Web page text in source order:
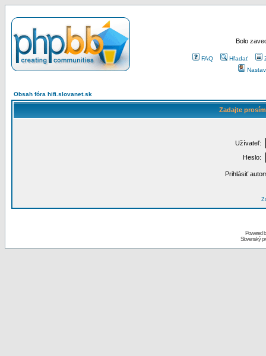
Bolo
FAQ Hľadať
Obsah fóra hifi.slovanet.sk
Zadajte
Užívateľ:
Heslo:
Prihlásiť
Powered
Slovenský